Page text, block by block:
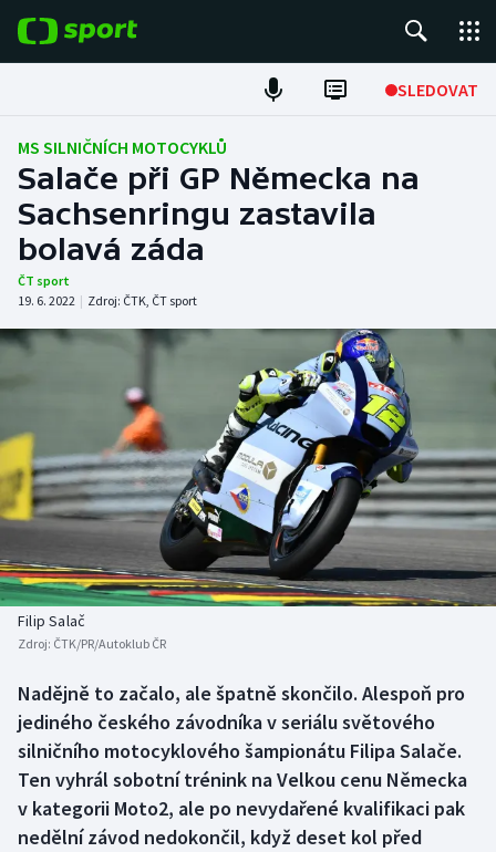
SLEDOVAT
Fotbal
Hokej
Tenis
Atletika
DALŠÍ SPORTY
Americký fotbal
Baseball a softbal
Basketbal
Biatlon
Box
Curling
Dostihy
NEPŘEHLÉDNĚTE
Soutěže
Historické návraty
Aplikace ČT sport
MS SILNIČNÍCH MOTOCYKLŮ
Salače při GP Německa na
Sachsenringu zastavila
bolavá záda
ČT sport
19. 6. 2022 | Zdroj: ČTK, ČT sport
Filip Salač
Zdroj: ČTK/PR/Autoklub ČR
Nadějně to začalo, ale špatně skončilo. Alespoň pro
jediného českého závodníka v seriálu světového
silničního motocyklového šampionátu Filipa Salače.
Ten vyhrál sobotní trénink na Velkou cenu Německa
v kategorii Moto2, ale po nevydařené kvalifikaci pak
nedělní závod nedokončil, když deset kol před